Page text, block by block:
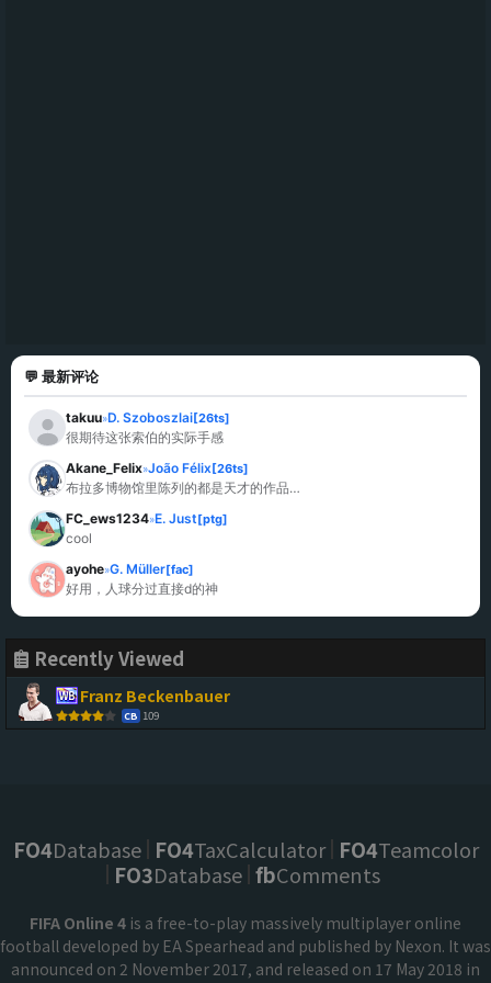
💬 最新评论
takuu»D. Szoboszlai[26ts]
很期待这张索伯的实际手感
Akane_Felix»João Félix[26ts]
布拉多博物馆里陈列的都是天才的作品…
FC_ews1234»E. Just[ptg]
cool
ayohe»G. Müller[fac]
好用，人球分过直接d的神
Recently Viewed
Franz Beckenbauer
CB 109
FO4Database FO4TaxCalculator FO4Teamcolor
FO3Database fbComments
FIFA Online 4 is a free-to-play massively multiplayer online
football developed by EA Spearhead and published by Nexon. It was
announced on 2 November 2017, and released on 17 May 2018 in